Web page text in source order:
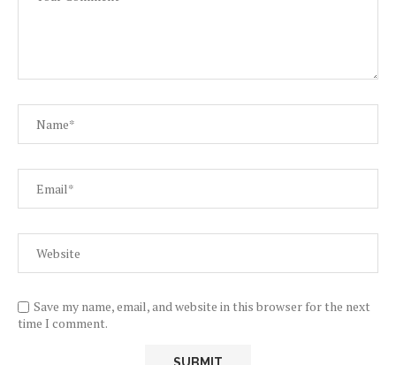
Save my name, email, and website in this browser for the next
time I comment.